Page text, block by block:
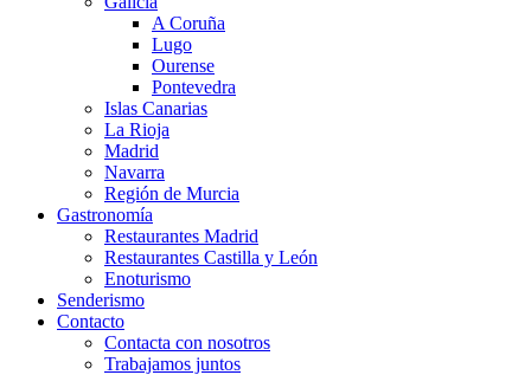
A Coruña
Lugo
Ourense
Pontevedra
Islas Canarias
La Rioja
Madrid
Navarra
Región de Murcia
Gastronomía
Restaurantes Madrid
Restaurantes Castilla y León
Enoturismo
Senderismo
Contacto
Contacta con nosotros
Trabajamos juntos